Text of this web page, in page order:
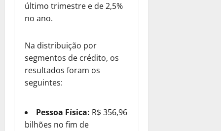
último trimestre e de 2,5%
no ano.
Na distribuição por
segmentos de crédito, os
resultados foram os
seguintes:
Pessoa Física: R$ 356,96
bilhões no fim de